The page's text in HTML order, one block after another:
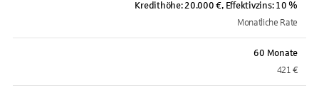
Kredithöhe: 20.000 €, Effektivzins: 10 %
Monatliche Rate
60 Monate
421 €